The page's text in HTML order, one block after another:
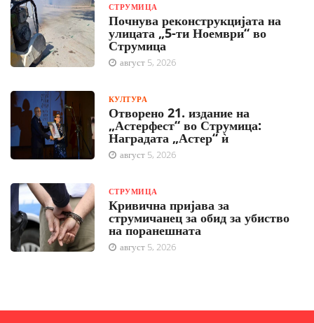
СТРУМИЦА
Почнува реконструкцијата на
улицата „5-ти Ноември“ во
Струмица
август 5, 2026
КУЛТУРА
Отворено 21. издание на
„Астерфест“ во Струмица:
Наградата „Астер“ ѝ
август 5, 2026
СТРУМИЦА
Кривична пријава за
струмичанец за обид за убиство
на поранешната
август 5, 2026